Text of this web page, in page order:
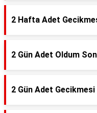
2 Hafta Adet
2 Gün Adet Oldum
2 Gün Adet